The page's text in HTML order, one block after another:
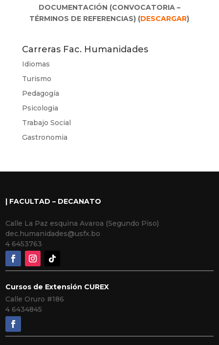
DOCUMENTACIÓN (CONVOCATORIA –
TÉRMINOS DE REFERENCIAS) (DESCARGAR)
Carreras Fac. Humanidades
Idiomas
Turismo
Pedagogía
Psicologia
Trabajo Social
Gastronomia
| FACULTAD – DECANATO
Calle La Paz esquina Avaroa (Segundo Piso)
dec.humanidades@usfx.bo
4 6453763
Cursos de Extensión CUREX
Calle Oruro #186
4 6434845